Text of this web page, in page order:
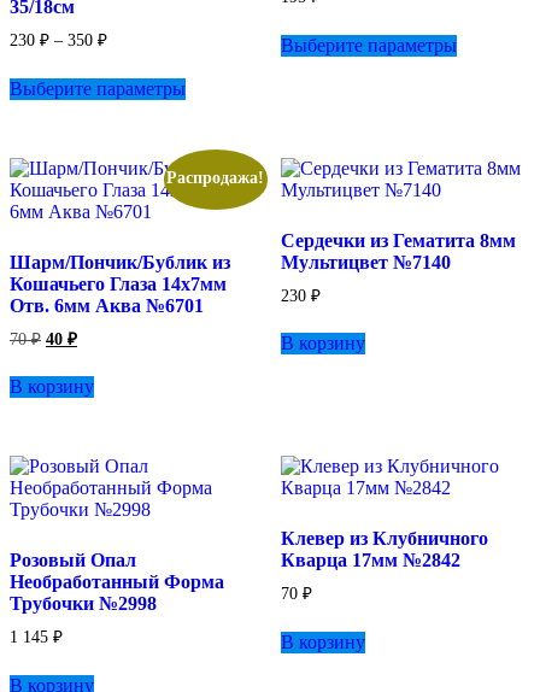
35/18см
230 ₽ – 350 ₽Диапазон
230 ₽
–
Выберите параметры
вариаций.
Опции
странице
товара.
Выберите параметрытовар
выбрать
товара.
Распродажа!
Шарм/Пончик/Бублик из
Кошачьего Глаза 14х7мм
Отв. 6мм Аква №6701
70₽ Первоначальная
цена
составляла
70 ₽.
40 ₽Текущая
цена:
40 ₽.
В корзину
Сердечки из Гематита 8мм
Мультицвет №7140
230 ₽
В корзину
Розовый Опал
Необработанный Форма
Трубочки №2998
1 145 ₽
В корзину
Клевер из Клубничного
Кварца 17мм №2842
70 ₽
В корзину